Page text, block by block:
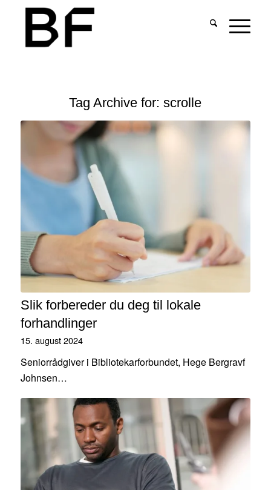
Tag Archive for:scrolle
Slik forbereder du deg til lokale
forhandlinger
15. august 2024
Seniorrådgiver i Bibliotekarforbundet, Hege Bergravf
Johnsen…